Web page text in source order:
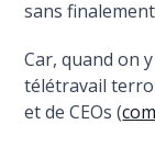
sans
Car, quand on
télétravail
et de CEOs (